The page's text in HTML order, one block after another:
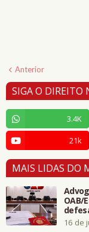
Anterior
SIGA O DIREITO
3.4K
21k
MAIS LIDAS DO
OAB/
16 de